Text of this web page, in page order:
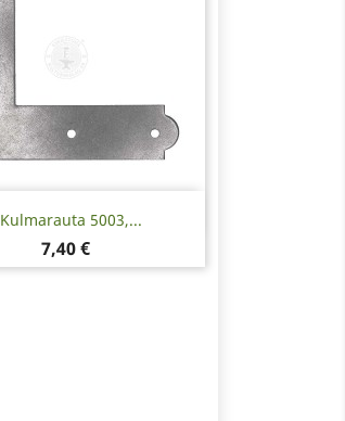
Kulmarauta 5003,...
Hinta
7,40 €
Pikakatselu